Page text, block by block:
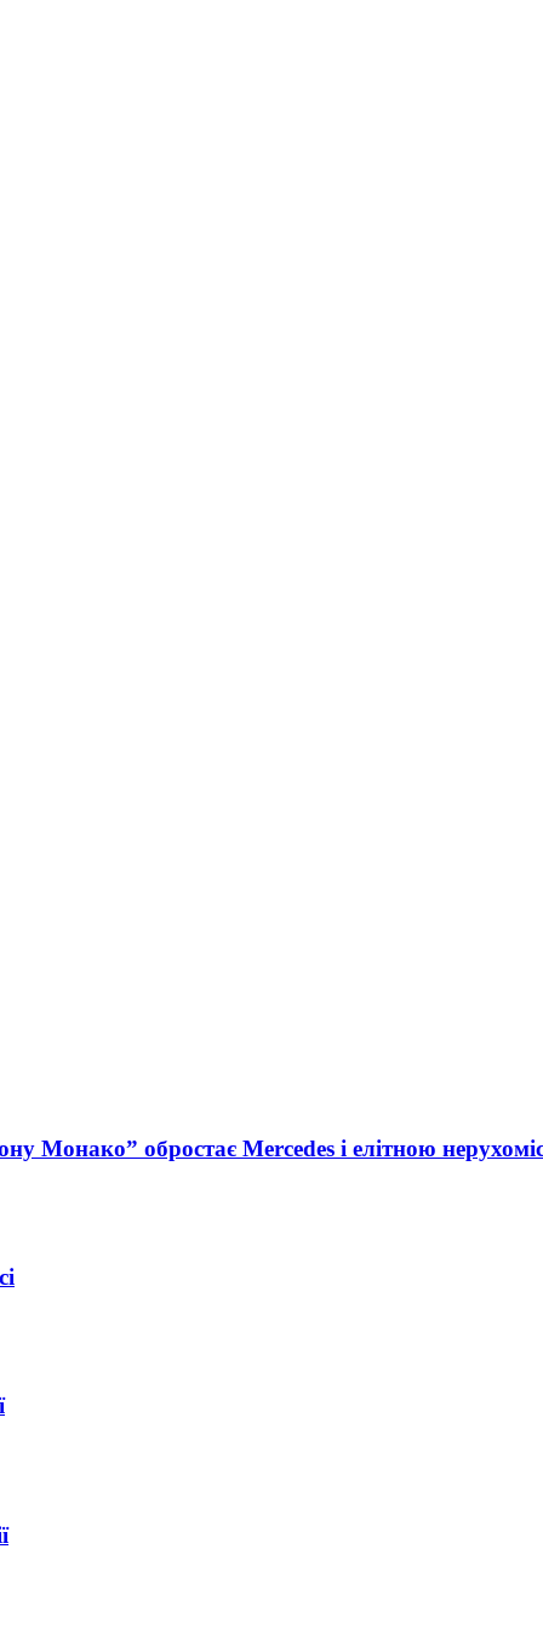
Монако” обростає Mercedes і елітною